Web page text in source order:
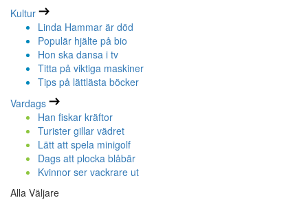
Kultur
Linda Hammar är död
Populär hjälte på bio
Hon ska dansa i tv
Titta på viktiga maskiner
Tips på lättlästa böcker
Vardags
Han fiskar kräftor
Turister gillar vädret
Lätt att spela minigolf
Dags att plocka blåbär
Kvinnor ser vackrare ut
Alla Väljare